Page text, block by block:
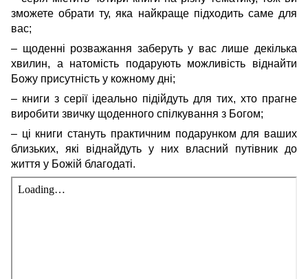
зможете обрати ту, яка найкраще підходить саме для
вас;
– щоденні розважання заберуть у вас лише декілька
хвилин, а натомість подарують можливість віднайти
Божу присутність у кожному дні;
– книги з серії ідеально підійдуть для тих, хто прагне
виробити звичку щоденного спілкування з Богом;
– ці книги стануть практичним подарунком для ваших
близьких, які віднайдуть у них власний путівник до
життя у Божій благодаті.